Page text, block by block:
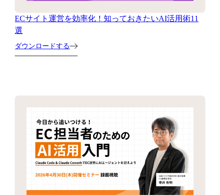
ECサイト運営を効率化！知っておきたいAI活用術11
選
ダウンロードする